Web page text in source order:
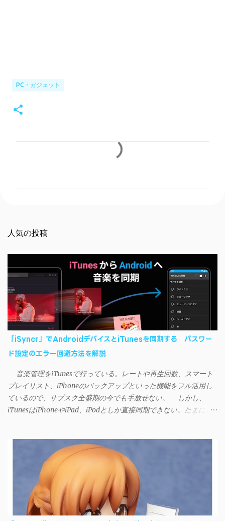
PC・ガジェット
人気の投稿
「iSyncr」でAndroidデバイスとiTunesを同期する パスワー
ド設定のエラー回避方法を解説
音楽管理をiTunesで行っている。レートや再生回数、スマート
プレイリスト、iPhoneのバックアップといった機能をフル活用し
ているので、サブスク全盛期の今でも手放せない。 しかし、
iTunesはiPhoneやiPad、iPodとしか直接同期できない。たまに
ドパーティー製のアプリを PC と Androidデバイス それぞれにイン
ストールすれば、Wi-Fiや USB接続 を通じて同期できるようにな
る。私も 2012年頃にAndroidウォークマン を使い始めた頃から便
利に活用させてもらっていたのだが、2023年現在はiSyncrを使っ
て同期ができないという声を多数見かけるようになった。 具体
的には、PC側のiSyncrアプリで設定したパスワードをAndroidアプ
リに入力しようとすると、入力したパスワードが保存されず、い